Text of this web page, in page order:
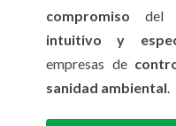
compromiso del
intuitivo y
empresas de
sanidad ambiental.